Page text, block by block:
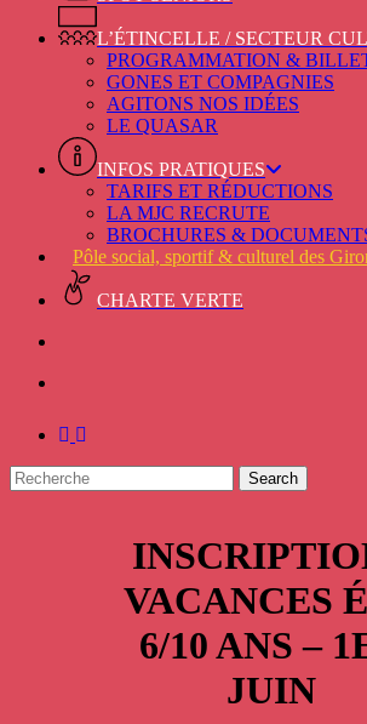
L’ÉTINCELLE / SECTEUR
PROGRAMMATION &
GONES ET COMPAGNIES
AGITONS NOS IDÉES
LE QUASAR
INFOS PRATIQUES
TARIFS ET RÉDUCTIONS
LA MJC RECRUTE
BROCHURES &
Pôle social, sportif & culturel des
CHARTE VERTE
facebook
instagram
Search
VACANCES
6/10 ANS –
JUIN